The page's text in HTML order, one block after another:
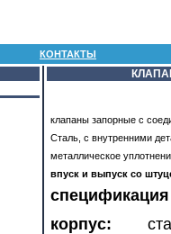
КОНТАКТЫ
клапаны запорные с
Сталь, с внутренними
металлическое
впуск и выпуск со
корпус: